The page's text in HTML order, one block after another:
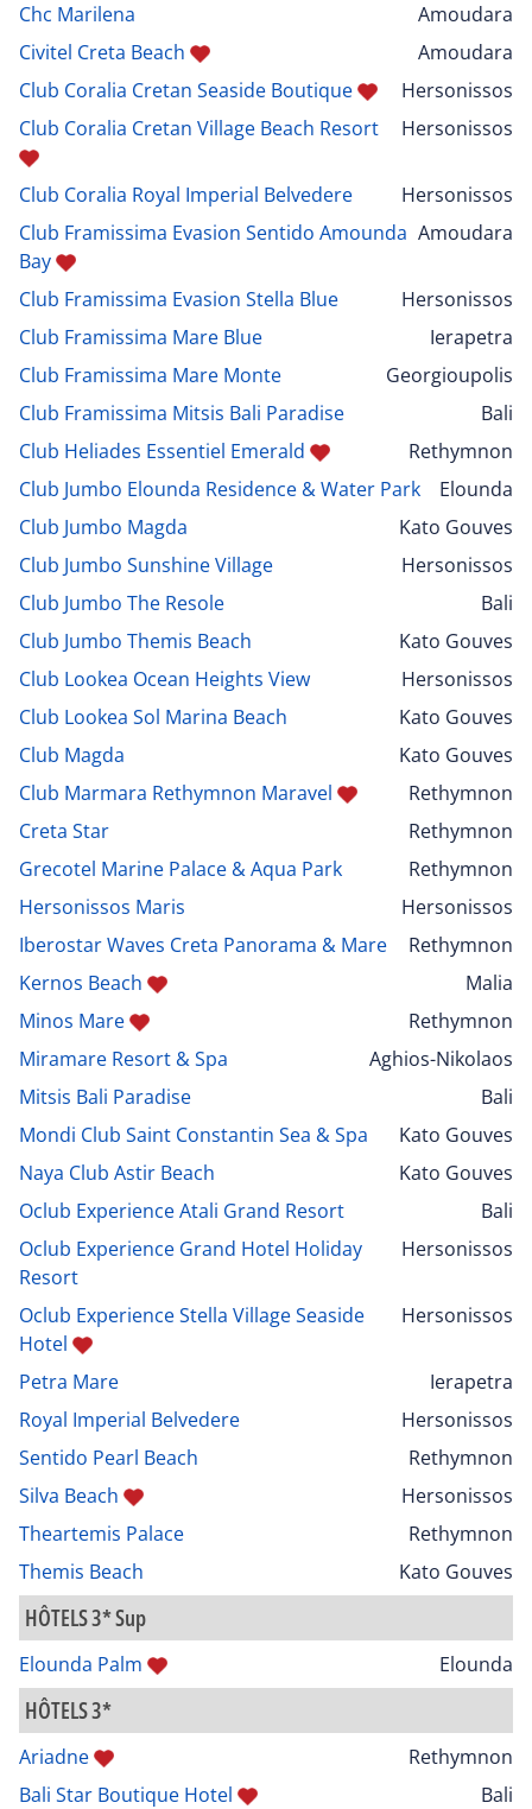
Chc Marilena
Amoudara
Civitel Creta Beach
Amoudara
Club Coralia Cretan Seaside Boutique
Hersonissos
Club Coralia Cretan Village Beach Resort
Hersonissos
Club Coralia Royal Imperial Belvedere
Hersonissos
Club Framissima Evasion Sentido Amounda
Bay
Amoudara
Club Framissima Evasion Stella Blue
Hersonissos
Club Framissima Mare Blue
Ierapetra
Club Framissima Mare Monte
Georgioupolis
Club Framissima Mitsis Bali Paradise
Bali
Club Heliades Essentiel Emerald
Rethymnon
Club Jumbo Elounda Residence & Water Park
Elounda
Club Jumbo Magda
Kato Gouves
Club Jumbo Sunshine Village
Hersonissos
Club Jumbo The Resole
Bali
Club Jumbo Themis Beach
Kato Gouves
Club Lookea Ocean Heights View
Hersonissos
Club Lookea Sol Marina Beach
Kato Gouves
Club Magda
Kato Gouves
Club Marmara Rethymnon Maravel
Rethymnon
Creta Star
Rethymnon
Grecotel Marine Palace & Aqua Park
Rethymnon
Hersonissos Maris
Hersonissos
Iberostar Waves Creta Panorama & Mare
Rethymnon
Kernos Beach
Malia
Minos Mare
Rethymnon
Miramare Resort & Spa
Aghios-Nikolaos
Mitsis Bali Paradise
Bali
Mondi Club Saint Constantin Sea & Spa
Kato Gouves
Naya Club Astir Beach
Kato Gouves
Oclub Experience Atali Grand Resort
Bali
Oclub Experience Grand Hotel Holiday
Resort
Hersonissos
Oclub Experience Stella Village Seaside
Hotel
Hersonissos
Petra Mare
Ierapetra
Royal Imperial Belvedere
Hersonissos
Sentido Pearl Beach
Rethymnon
Silva Beach
Hersonissos
Theartemis Palace
Rethymnon
Themis Beach
Kato Gouves
HÔTELS 3* Sup
Elounda Palm Elounda
HÔTELS 3*
Ariadne
Rethymnon
Bali Star Boutique Hotel
Bali